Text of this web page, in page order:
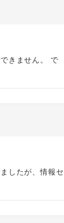
きません。 で
したが、情報